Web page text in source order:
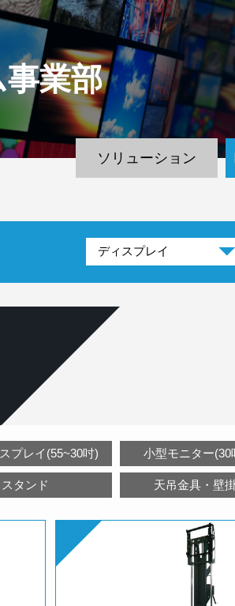
事業部
ソリューション
プレイ(55~30吋) 小型モニター(30
スタンド 天吊金具・壁